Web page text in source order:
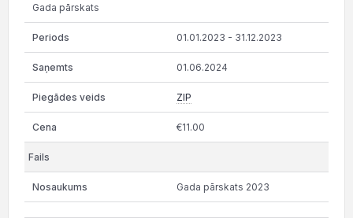
Gada pārskats
01.01.2023 - 31.12.2023
01.06.2024
ZIP
€11.00
Gada pārskats 2023